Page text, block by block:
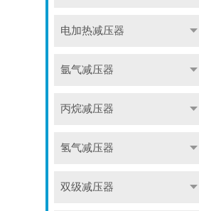
电加热减压器
氩气减压器
丙烷减压器
氢气减压器
双级减压器